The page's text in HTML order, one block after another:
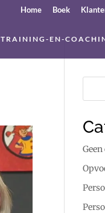
Home Boek
TRAINING-EN-